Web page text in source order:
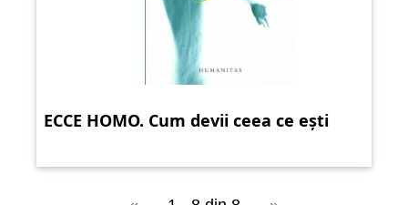
ECCE HOMO. Cum devii ceea ce ești